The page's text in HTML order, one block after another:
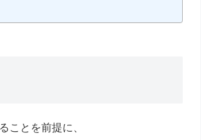
ことを前提に、